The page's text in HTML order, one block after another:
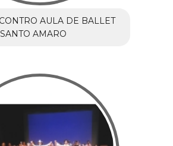
AULA DE BALLET
AMARO